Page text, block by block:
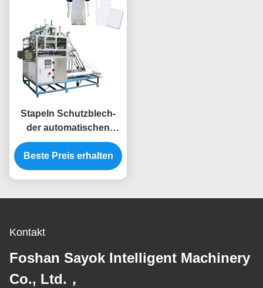
Stapeln Schutzblech-
der automatischen
faltenden Verpackungs-
Maschinen-
mechanischen
Beste Preis erhalten
Kontakt
Foshan Sayok Intelligent Machinery
Co., Ltd.，